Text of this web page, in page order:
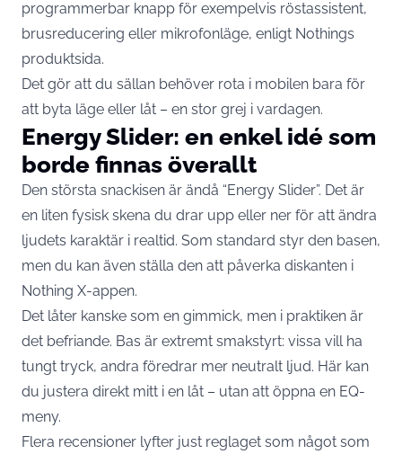
programmerbar knapp för exempelvis röstassistent,
brusreducering eller mikrofonläge, enligt Nothings
produktsida.
Det gör att du sällan behöver rota i mobilen bara för
att byta läge eller låt – en stor grej i vardagen.
Energy Slider: en enkel idé som
borde finnas överallt
Den största snackisen är ändå “Energy Slider”. Det är
en liten fysisk skena du drar upp eller ner för att ändra
ljudets karaktär i realtid. Som standard styr den basen,
men du kan även ställa den att påverka diskanten i
Nothing X-appen.
Det låter kanske som en gimmick, men i praktiken är
det befriande. Bas är extremt smakstyrt: vissa vill ha
tungt tryck, andra föredrar mer neutralt ljud. Här kan
du justera direkt mitt i en låt – utan att öppna en EQ-
meny.
Flera recensioner lyfter just reglaget som något som